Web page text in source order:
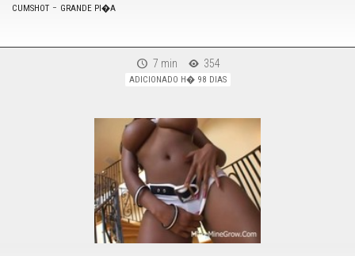
CUMSHOT - GRANDE PI�A
7 min 354
ADICIONADO H� 98 DIAS